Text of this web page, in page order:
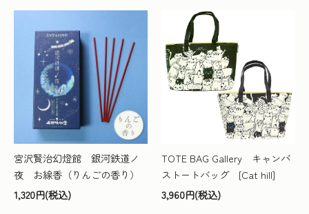
宮沢賢治幻燈館 銀河鉄道ノ
夜 お線香（りんごの香り）
1,320円(税込)
TOTE BAG Gallery キャンバ
ストートバッグ [Cat hill]
3,960円(税込)